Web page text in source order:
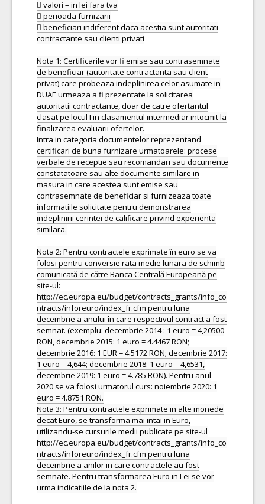
 valori – in lei fara tva
 perioada furnizarii
 beneficiari indiferent daca acestia sunt autoritati
contractante sau clienti privati
Nota 1: Certificarile vor fi emise sau contrasemnate
de beneficiar (autoritate contractanta sau client
privat) care probeaza indeplinirea celor asumate in
DUAE urmeaza a fi prezentate la solicitarea
autoritatii contractante, doar de catre ofertantul
clasat pe locul I in clasamentul intermediar intocmit la
finalizarea evaluarii ofertelor.
Intra in categoria documentelor reprezentand
certificari de buna furnizare urmatoarele: procese
verbale de receptie sau recomandari sau documente
constatatoare sau alte documente similare in
masura in care acestea sunt emise sau
contrasemnate de beneficiar si furnizeaza toate
informatiile solicitate pentru demonstrarea
indeplinirii cerintei de calificare privind experienta
similara.
Nota 2: Pentru contractele exprimate în euro se va
folosi pentru conversie rata medie lunara de schimb
comunicată de către Banca Centrală Europeană pe
site-ul:
http://ec.europa.eu/budget/contracts_grants/info_co
ntracts/inforeuro/index_fr.cfm pentru luna
decembrie a anului în care respectivul contract a fost
semnat. (exemplu: decembrie 2014 : 1 euro = 4,20500
RON, decembrie 2015: 1 euro = 4.4467 RON;
decembrie 2016: 1 EUR = 4.5172 RON; decembrie 2017:
1 euro = 4,644; decembrie 2018: 1 euro = 4,6531,
decembrie 2019: 1 euro = 4.785 RON). Pentru anul
2020 se va folosi urmatorul curs: noiembrie 2020: 1
euro = 4.8751 RON.
Nota 3: Pentru contractele exprimate in alte monede
decat Euro, se transforma mai intai in Euro,
utilizandu-se cursurile medii publicate pe site-ul
http://ec.europa.eu/budget/contracts_grants/info_co
ntracts/inforeuro/index_fr.cfm pentru luna
decembrie a anilor in care contractele au fost
semnate. Pentru transformarea Euro in Lei se vor
urma indicatiile de la nota 2.